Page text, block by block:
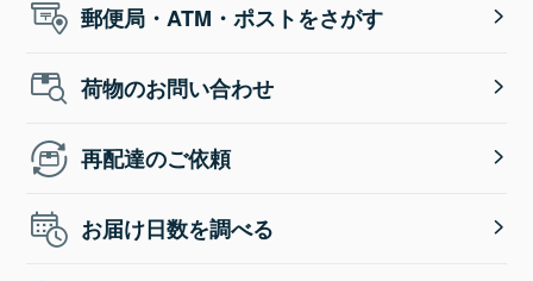
郵便局・ATM・ポストをさがす
荷物のお問い合わせ
再配達のご依頼
お届け日数を調べる